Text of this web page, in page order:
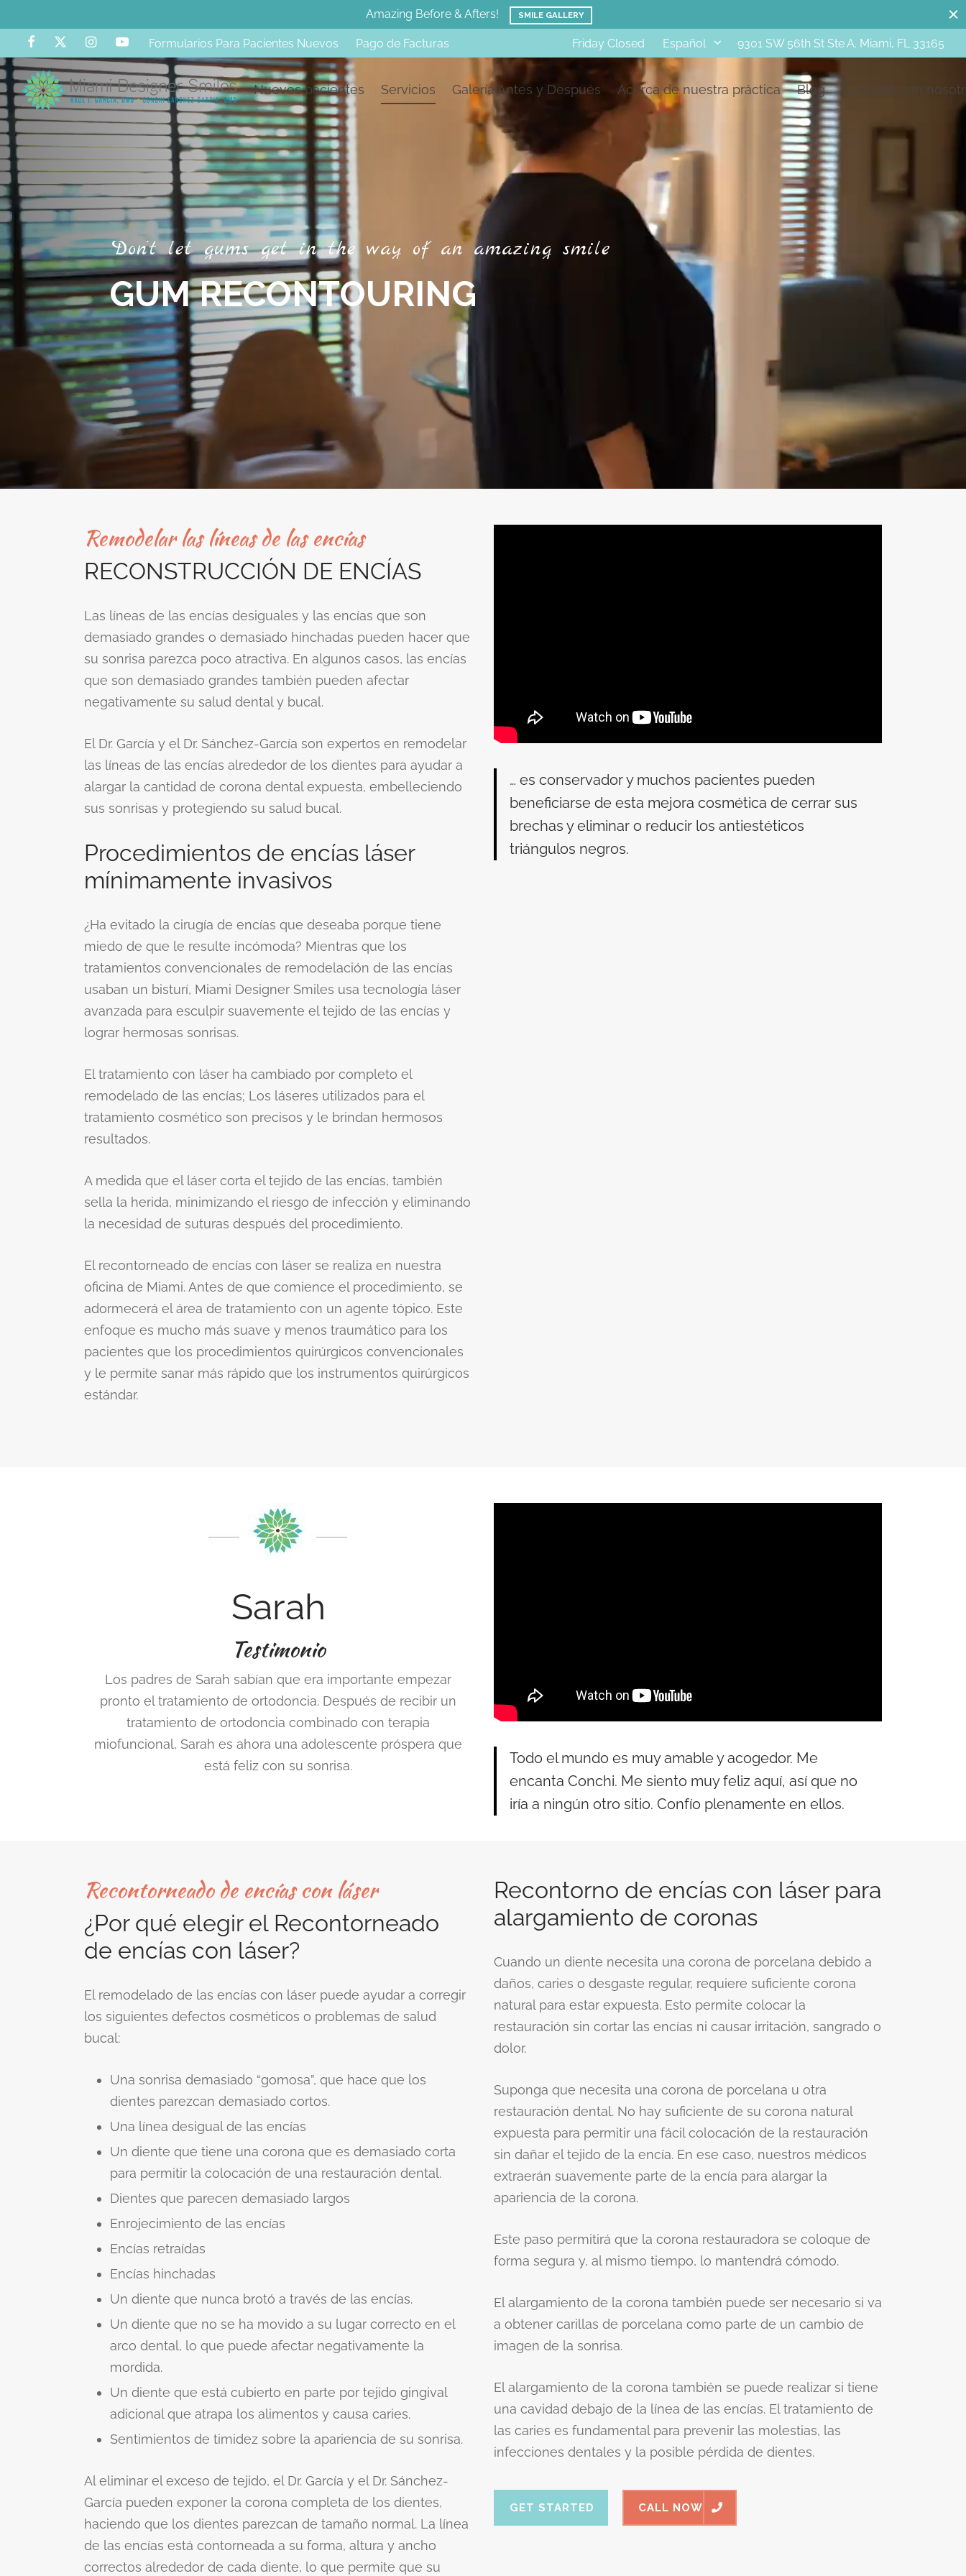
Accepting New Patients CALL NOW
Formularios Para Pacientes Nuevos Pago de Facturas Friday Closed Español 9301 SW 56th St Ste A. Miami, FL 33165
Nuevos pacientes Servicios Galería Antes y Después Acerca de nuestra práctica Blog Contacta con
GUM RECONTOURING
A B
Don’t let gums get in the way of an amazing smile
Remodelar las líneas de las encías
RECONSTRUCCIÓN DE ENCÍAS
Las líneas de las encías desiguales y las encías que son
demasiado grandes o demasiado hinchadas pueden hacer que
su sonrisa parezca poco atractiva. En algunos casos, las encías
que son demasiado grandes también pueden afectar
negativamente su salud dental y bucal.
El Dr. García y el Dr. Sánchez-García son expertos en remodelar
las líneas de las encías alrededor de los dientes para ayudar a
alargar la cantidad de corona dental expuesta, embelleciendo
sus sonrisas y protegiendo su salud bucal.
Procedimientos de encías láser
mínimamente invasivos
¿Ha evitado la cirugía de encías que deseaba porque tiene
miedo de que le resulte incómoda? Mientras que los
tratamientos convencionales de remodelación de las encías
usaban un bisturí, Miami Designer Smiles usa tecnología láser
avanzada para esculpir suavemente el tejido de las encías y
lograr hermosas sonrisas.
El tratamiento con láser ha cambiado por completo el
remodelado de las encías; Los láseres utilizados para el
tratamiento cosmético son precisos y le brindan hermosos
resultados.
A medida que el láser corta el tejido de las encías, también
sella la herida, minimizando el riesgo de infección y eliminando
la necesidad de suturas después del procedimiento.
El recontorneado de encías con láser se realiza en nuestra
oficina de Miami. Antes de que comience el procedimiento, se
adormecerá el área de tratamiento con un agente tópico. Este
enfoque es mucho más suave y menos traumático para los
pacientes que los procedimientos quirúrgicos convencionales
y le permite sanar más rápido que los instrumentos quirúrgicos
estándar.
… es conservador y muchos pacientes pueden
beneficiarse de esta mejora cosmética de cerrar sus
brechas y eliminar o reducir los antiestéticos
triángulos negros.
Sarah
Testimonio
Los padres de Sarah sabían que era importante empezar
pronto el tratamiento de ortodoncia. Después de recibir un
tratamiento de ortodoncia combinado con terapia
miofuncional, Sarah es ahora una adolescente próspera que
está feliz con su sonrisa.
Todo el mundo es muy amable y acogedor. Me
encanta Conchi. Me siento muy feliz aquí, así que no
iría a ningún otro sitio. Confío plenamente en ellos.
Recontorneado de encías con láser
¿Por qué elegir el Recontorneado
de encías con láser?
El remodelado de las encías con láser puede ayudar a corregir
los siguientes defectos cosméticos o problemas de salud
bucal:
Una sonrisa demasiado “gomosa”, que hace que los
dientes parezcan demasiado cortos.
Una línea desigual de las encías
Un diente que tiene una corona que es demasiado corta
para permitir la colocación de una restauración dental.
Dientes que parecen demasiado largos
Enrojecimiento de las encías
Encías retraídas
Encías hinchadas
Un diente que nunca brotó a través de las encías.
Un diente que no se ha movido a su lugar correcto en el
arco dental, lo que puede afectar negativamente la
mordida.
Un diente que está cubierto en parte por tejido gingival
adicional que atrapa los alimentos y causa caries.
Sentimientos de timidez sobre la apariencia de su sonrisa.
Al eliminar el exceso de tejido, el Dr. García y el Dr. Sánchez-
García pueden exponer la corona completa de los dientes,
haciendo que los dientes parezcan de tamaño normal. La línea
de las encías está contorneada a su forma, altura y ancho
correctos alrededor de cada diente, lo que permite que su
Recontorno de encías con láser para
alargamiento de coronas
Cuando un diente necesita una corona de porcelana debido a
daños, caries o desgaste regular, requiere suficiente corona
natural para estar expuesta. Esto permite colocar la
restauración sin cortar las encías ni causar irritación, sangrado o
dolor.
Suponga que necesita una corona de porcelana u otra
restauración dental. No hay suficiente de su corona natural
expuesta para permitir una fácil colocación de la restauración
sin dañar el tejido de la encía. En ese caso, nuestros médicos
extraerán suavemente parte de la encía para alargar la
apariencia de la corona.
Este paso permitirá que la corona restauradora se coloque de
forma segura y, al mismo tiempo, lo mantendrá cómodo.
El alargamiento de la corona también puede ser necesario si va
a obtener carillas de porcelana como parte de un cambio de
imagen de la sonrisa.
El alargamiento de la corona también se puede realizar si tiene
una cavidad debajo de la línea de las encías. El tratamiento de
las caries es fundamental para prevenir las molestias, las
infecciones dentales y la posible pérdida de dientes.
GET STARTED CALL NOW